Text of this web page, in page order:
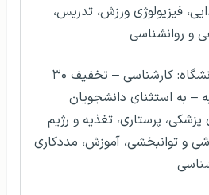
فیزیولوژی ورزش، تدریس،
و روانشناسی
بورسیه تعالی دانشگاه: کارشناسی – تخفیف ۳۰
– به استثنای دانشجویان
پرستاری، تغذیه و رژیم
و توانبخشی، آموزش، مددکاری